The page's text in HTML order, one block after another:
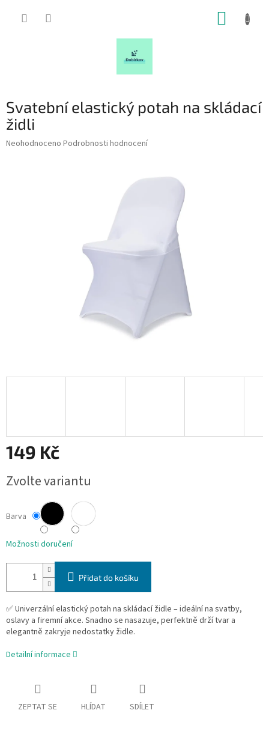
Svatební elastický potah na skládací
židli
Průměrné
Neohodnoceno Podrobnosti hodnocení
149 Kč
cena:
Zvolte variantu
Barva
Možnosti doručení
Přidat do košíku
✅ Univerzální elastický potah na skládací židle – ideální na svatby,
oslavy a firemní akce. Snadno se nasazuje, perfektně drží tvar a
elegantně zakryje nedostatky židle.
Detailní informace
ZEPTAT SE HLÍDAT SDÍLET